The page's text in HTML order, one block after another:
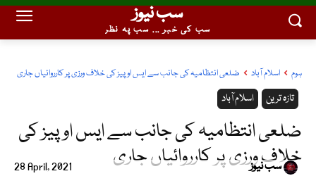
سب نیوز
سب کی خبر ... سب پہ نظر
ہوم اسلام آباد ضلعی انتظامیہ کی جانب سے ایس او پیز کی خلاف ورزی پر کارروائیاں جاری
اسلام آباد تازہ ترین
ضلعی انتظامیہ کی جانب سے ایس او پیز کی
خلاف ورزی پر کارروائیاں جاری
28 April, 2021 سب نیوز